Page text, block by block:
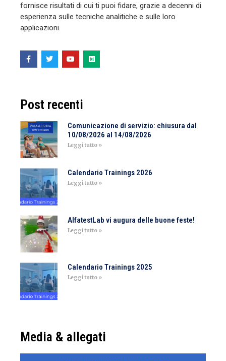
fornisce risultati di cui ti puoi fidare, grazie a decenni di
esperienza sulle tecniche analitiche e sulle loro
applicazioni.
Post recenti
Comunicazione di servizio: chiusura dal
10/08/2026 al 14/08/2026
Leggi tutto »
Calendario Trainings 2026
Leggi tutto »
AlfatestLab vi augura delle buone feste!
Leggi tutto »
Calendario Trainings 2025
Leggi tutto »
Media & allegati